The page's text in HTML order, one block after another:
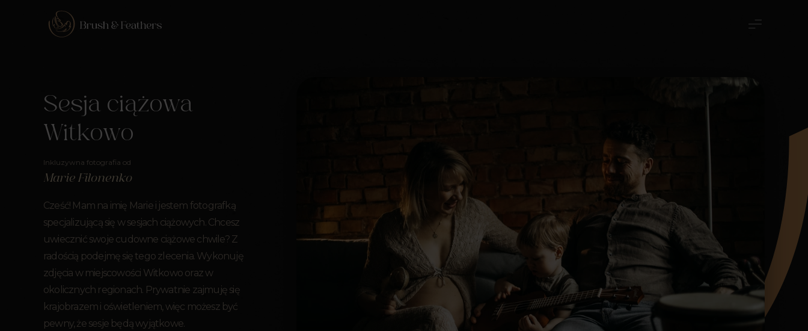
Sesja ciążowa
Witkowo
Inkluzywna fotografia od
Marie Filonenko
Cześć! Mam na imię Marie i jestem fotografką
specjalizującą się w sesjach ciążowych. Chcesz
uwiecznić swoje cudowne ciążowe chwile? Z
radością podejmę się tego zlecenia. Wykonuję
zdjęcia w miejscowości Witkowo oraz w
okolicznych regionach. Prywatnie zajmuję się
krajobrazem i oświetleniem, więc możesz być
pewny, że sesje będą wyjątkowe.